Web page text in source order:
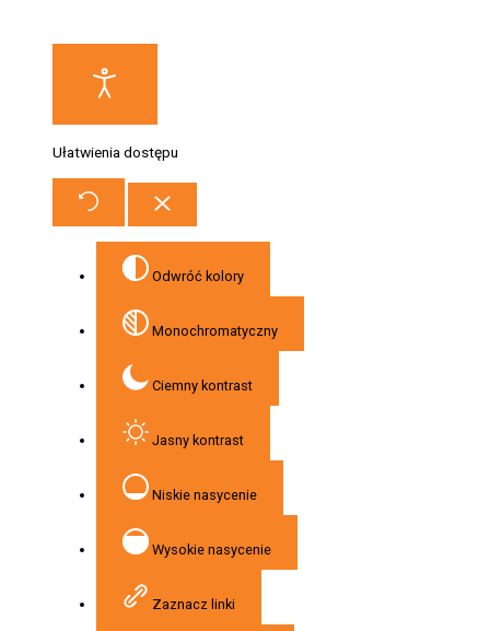
Ułatwienia dostępu
Odwróć kolory
Monochromatyczny
Ciemny kontrast
Jasny kontrast
Niskie nasycenie
Wysokie nasycenie
Zaznacz linki